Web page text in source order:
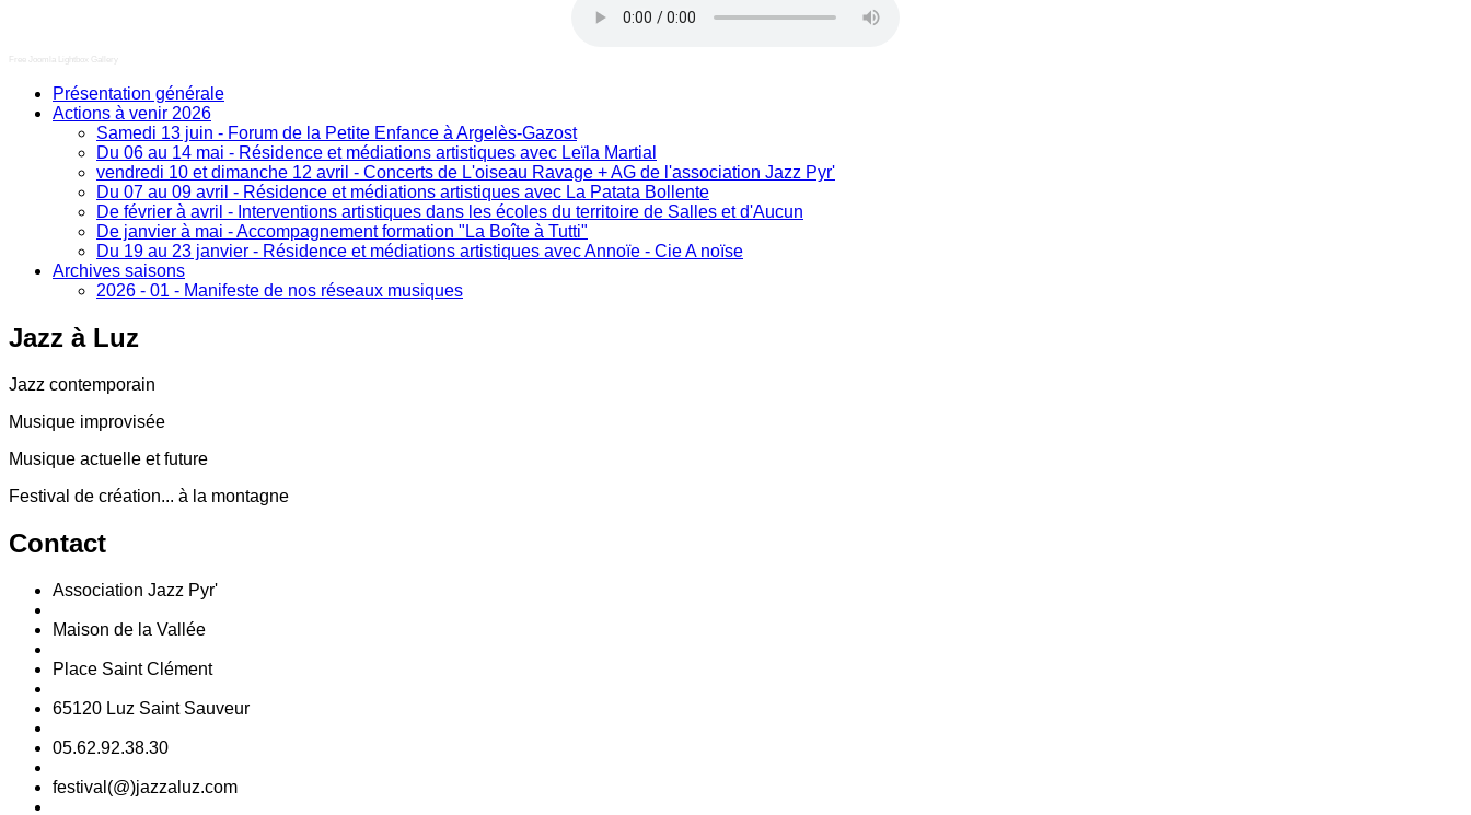
Free Joomla Lightbox Gallery
Présentation générale
Actions à venir 2026
Samedi 13 juin - Forum de la Petite Enfance à Argelès-Gazost
Du 06 au 14 mai - Résidence et médiations artistiques avec Leïla Martial
vendredi 10 et dimanche 12 avril - Concerts de L'oiseau Ravage + AG de l'association Jazz Pyr'
Du 07 au 09 avril - Résidence et médiations artistiques avec La Patata Bollente
De février à avril - Interventions artistiques dans les écoles du territoire de Salles et d'Aucun
De janvier à mai - Accompagnement formation "La Boîte à Tutti"
Du 19 au 23 janvier - Résidence et médiations artistiques avec Annoïe - Cie A noïse
Archives saisons
2026 - 01 - Manifeste de nos réseaux musiques
Jazz à Luz
Jazz contemporain
Musique improvisée
Musique actuelle et future
Festival de création... à la montagne
Contact
Association Jazz Pyr'
Maison de la Vallée
Place Saint Clément
65120 Luz Saint Sauveur
05.62.92.38.30
festival(@)jazzaluz.com